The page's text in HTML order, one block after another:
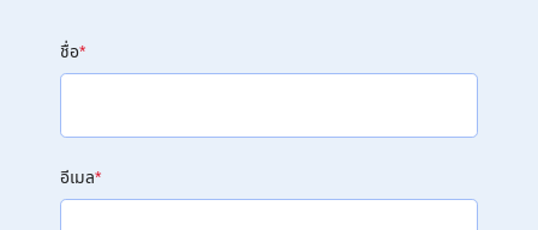
ชื่อ*
อีเมล*